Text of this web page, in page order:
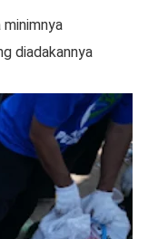
diadakannya